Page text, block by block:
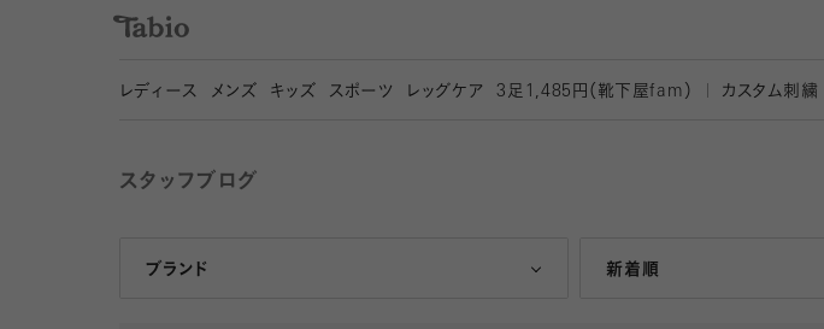
レディース メンズ キッズ スポーツ レッグケア 3 足1,485円（靴下屋fam） カスタム刺繍
スタッフブログ
ブランド
Tabio 新着順
人気ランキング順